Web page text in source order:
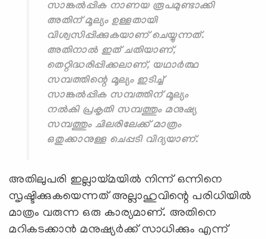
സാങ്കൽപ്പിക നാണയ രൂപമുണ്ടാക്കി
അതിന് മൂല്യം ഉള്ളതായി
വിശ്വസിപ്പിക്കുകയാണ് ചെയ്യുന്നത്.
അതിനാൽ ഇത് ചതിയാണ്,
തെറ്റിദ്ധരിപ്പിക്കലാണ്, യഥാർത്ഥ
സമ്പത്തിന്റെ മൂല്യം ഇടിച്ച്
സാങ്കൽപ്പിക സമ്പത്തിന് മൂല്യം
നൽകി പ്രകൃതി സമ്പത്തും മനുഷ്യ
സമ്പത്തും ചിലരിലേക്ക് മാത്രം
ഒതുക്കാനുള്ള ചെപ്പടി വിദ്യയാണ്.
അതിലുപരി ഇല്ലായ്മയിൽ നിന്ന് ഒന്നിനെ
സൃഷ്ടിക്കുകയെന്നത് അല്ലാഹുവിന്റെ പരിധിയിൽ
മാത്രം വരുന്ന ഒരു കാര്യമാണ്. അതിനെ
മറികടക്കാൻ മനുഷ്യർക്ക് സാധിക്കും എന്ന്